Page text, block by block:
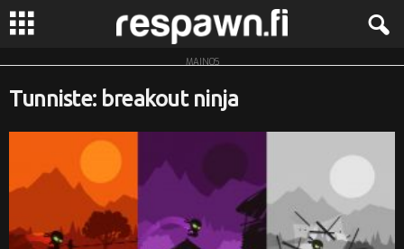
R
MAINOS
Tunniste: breakout ninja